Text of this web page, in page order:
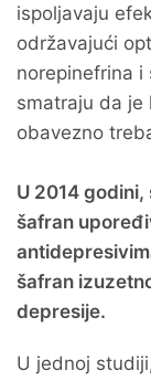
ispoljavaju
održavajući
norepinefrina
smatraju da je
obavezno
U 2014
šafran
šafran
depresije.
U jednoj